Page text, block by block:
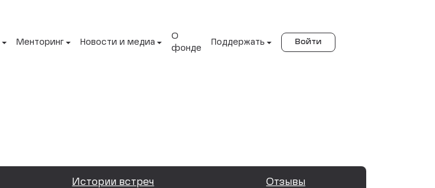
Менторинг Новости и медиа
О
фонде
Поддержать Войти
Истории встреч Отзывы